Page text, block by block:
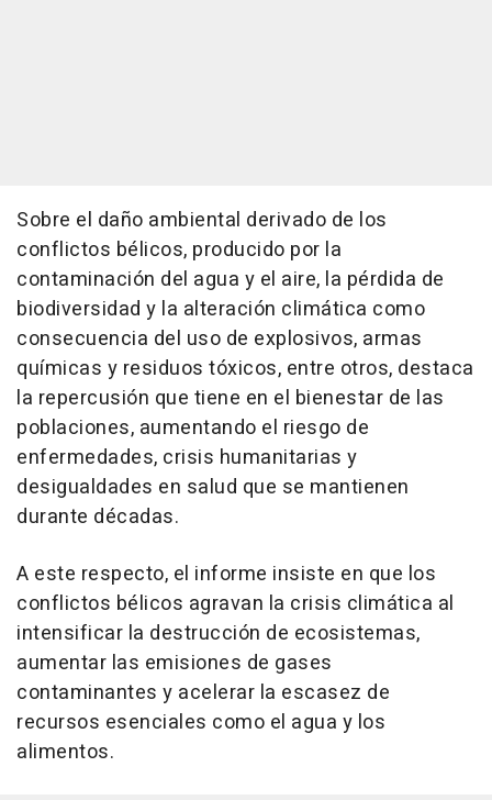
Sobre el daño ambiental derivado de los
conflictos bélicos, producido por la
contaminación del agua y el aire, la pérdida de
biodiversidad y la alteración climática como
consecuencia del uso de explosivos, armas
químicas y residuos tóxicos, entre otros, destaca
la repercusión que tiene en el bienestar de las
poblaciones, aumentando el riesgo de
enfermedades, crisis humanitarias y
desigualdades en salud que se mantienen
durante décadas.
A este respecto, el informe insiste en que los
conflictos bélicos agravan la crisis climática al
intensificar la destrucción de ecosistemas,
aumentar las emisiones de gases
contaminantes y acelerar la escasez de
recursos esenciales como el agua y los
alimentos.